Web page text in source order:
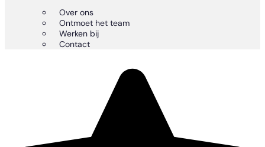
Over ons
Ontmoet het team
Werken bij
Contact